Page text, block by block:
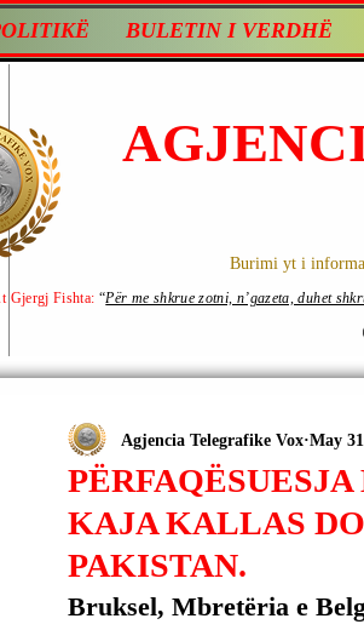
BULETIN I VERDHË
Burimi yt i
Gjergj Fishta: “Për me shkrue zotni, n’gazeta, duhet
KAJA KALLAS
PAKISTAN.
Agjencia Telegrafike Vox May 31
Bruksel, Mbretëria e